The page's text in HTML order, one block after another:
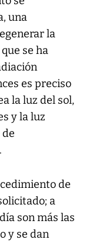
una
la
se ha
es preciso
la luz del sol,
y la luz
de
a
son más las
y se dan